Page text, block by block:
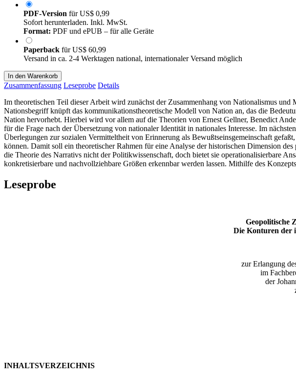
PDF-Version fürUS$ 0,99
Sofort herunterladen. Inkl. MwSt.
Format: PDF und ePUB – für alle Geräte
Paperback fürUS$ 60,99
Versand in ca. 2-4 Werktagen national, internationaler Versand möglich
In den Warenkorb
Zusammenfassung Leseprobe Details
Im theoretischen Teil dieser Arbeit wird zunächst der Zusammenhang von Nationalismus
Nationsbegriff knüpft das kommunikationstheoretische Modell von Nation an, das die
Nation hervorhebt. Hierbei wird vor allem auf die Theorien von Ernest Gellner, Benedict
für die Frage nach der Übersetzung von nationaler Identität in nationales Interesse. Im
Überlegungen zur sozialen Vermitteltheit von Erinnerung als Bewußtseinsgemeinschaft
können. Damit soll ein theoretischer Rahmen für eine Analyse der historischen Dimension
die Theorie des Narrativs nicht der Politikwissenschaft, doch bietet sie operationalisierbare
konkretisierbare und nachvollziehbare Größen erkennbar werden lassen. Mithilfe des
Leseprobe
Geopolitische
Die Konturen der
zur Erlangung
im
der
INHALTSVERZEICHNIS